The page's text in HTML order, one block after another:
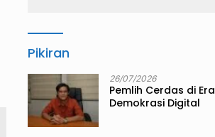
Pikiran
26/07/2026
Pemlih Cerdas di Era
Demokrasi Digital